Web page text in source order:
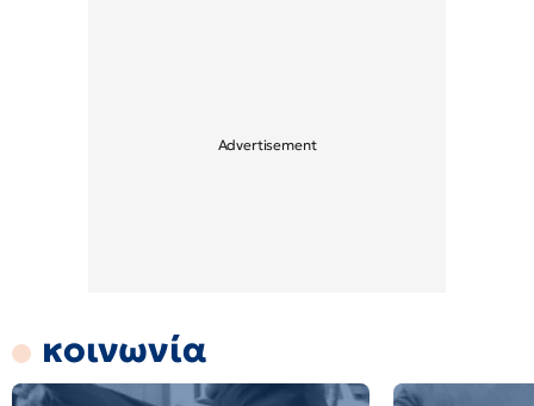
κοινωνία